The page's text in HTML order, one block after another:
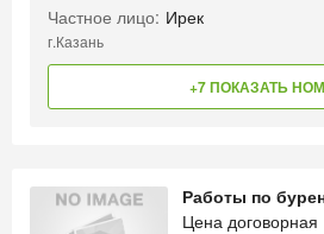
Частное лицо: Ирек
г.Казань
+7 ПОКАЗАТЬ
Работы по
Цена договорная